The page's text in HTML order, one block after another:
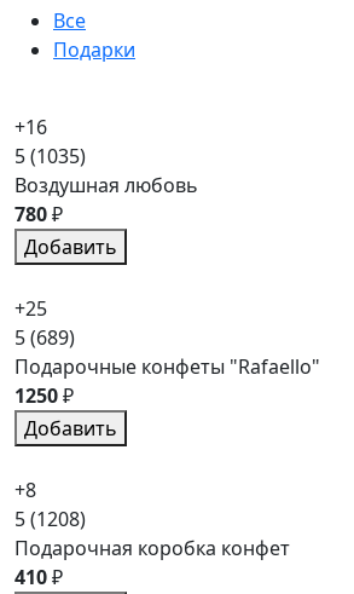
Все
Подарки
+16
5(1035)
Воздушная любовь
780₽
Добавить
+25
5(689)
Подарочные конфеты "Rafaello"
1250₽
Добавить
+8
5(1208)
Подарочная коробка конфет
410₽